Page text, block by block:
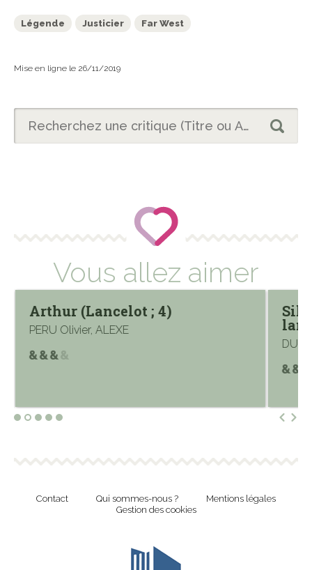
Légende Justicier Far West
Mise en ligne le 26/11/2019
Vous allez aimer
Arthur (Lancelot ; 4)
PERU Olivier, ALEXE
Sill
Contact Qui sommes-nous ?
Mentions légales
Gestion des cookies